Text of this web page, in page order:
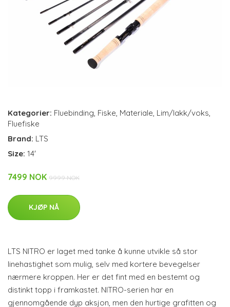
Kategorier: Fluebinding, Fiske, Materiale, Lim/lakk/voks,
Fluefiske
Brand: LTS
Size: 14'
7499 NOK 9999 NOK
KJØP NÅ
LTS NITRO er laget med tanke å kunne utvikle så stor
linehastighet som mulig, selv med kortere bevegelser
nærmere kroppen. Her er det fint med en bestemt og
distinkt topp i framkastet. NITRO-serien har en
gjennomgående dyp aksjon, men den hurtige grafitten og